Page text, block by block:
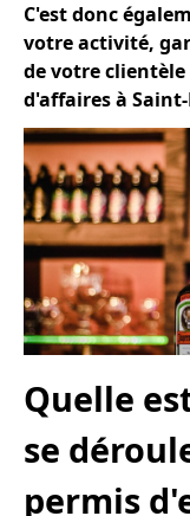
C'est donc
votre activité,
de votre
d'affaires à
Quelle
se
permis